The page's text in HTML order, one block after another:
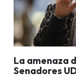
La amenaza
Senadores